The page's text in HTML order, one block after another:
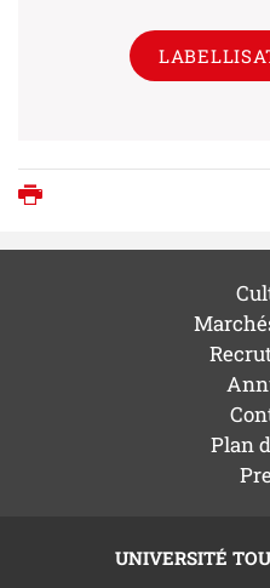
Plan
UNIVERSITÉ